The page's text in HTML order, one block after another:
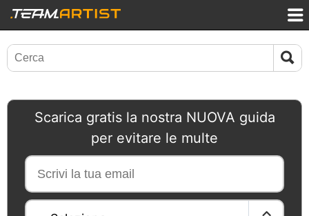
Scarica gratis la nostra NUOVA guida
per evitare le multe